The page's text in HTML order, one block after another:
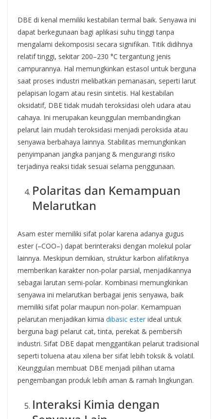
DBE di kenal memiliki kestabilan termal baik. Senyawa ini
dapat berkegunaan bagi aplikasi suhu tinggi tanpa
mengalami dekomposisi secara signifikan. Titik didihnya
relatif tinggi, sekitar 200–230 °C tergantung jenis
campurannya. Hal memungkinkan estasol untuk berguna
saat proses industri melibatkan pemanasan, seperti larut
pelapisan logam atau resin sintetis. Hal kestabilan
oksidatif, DBE tidak mudah teroksidasi oleh udara atau
cahaya. Ini merupakan keunggulan membandingkan
pelarut lain mudah teroksidasi menjadi peroksida atau
senyawa berbahaya lainnya. Stabilitas memungkinkan
penyimpanan jangka panjang & mengurangi risiko
terjadinya reaksi tidak sesuai selama penggunaan.
Polaritas dan Kemampuan
Melarutkan
Asam ester memiliki sifat polar karena adanya gugus
ester (–COO–) dapat berinteraksi dengan molekul polar
lainnya. Meskipun demikian, struktur karbon alifatiknya
memberikan karakter non-polar parsial, menjadikannya
sebagai larutan semi-polar. Kombinasi memungkinkan
senyawa ini melarutkan berbagai jenis senyawa, baik
memiliki sifat polar maupun non-polar. Kemampuan
pelarutan menjadikan kimia dibasic ester ideal untuk
berguna bagi pelarut cat, tinta, perekat & pembersih
industri. Sifat DBE dapat menggantikan pelarut tradisional
seperti toluena atau xilena ber sifat lebih toksik & volatil.
Keunggulan membuat DBE menjadi pilihan utama
pengembangan produk lebih aman & ramah lingkungan.
Interaksi Kimia dengan